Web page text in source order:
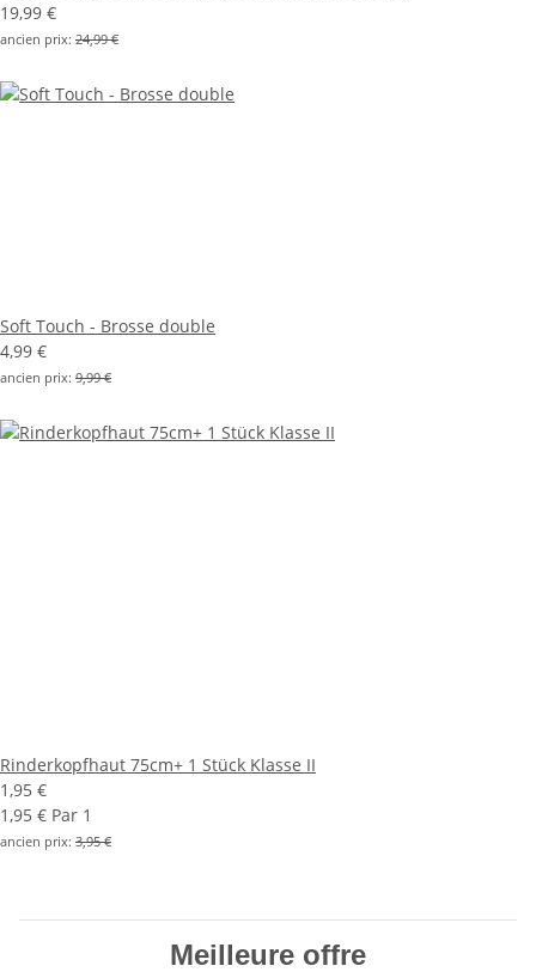
19,99 €
ancien prix: 24,99 €
Soft Touch - Brosse double
4,99 €
ancien prix: 9,99 €
Rinderkopfhaut 75cm+ 1 Stück Klasse II
1,95 €
1,95 € Par 1
ancien prix: 3,95 €
Meilleure offre